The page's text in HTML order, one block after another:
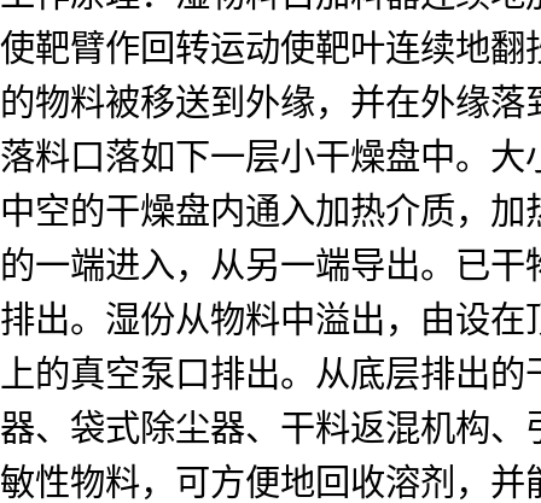
使靶臂作回转运动使靶叶连续地
的物料被移送到外缘，并在外缘
落料口落如下一层小干燥盘中。
中空的干燥盘内通入加热介质，
的一端进入，从另一端导出。已
排出。湿份从物料中溢出，由设
上的真空泵口排出。从底层排出
器、袋式除尘器、干料返混机构
敏性物料，可方便地回收溶剂，